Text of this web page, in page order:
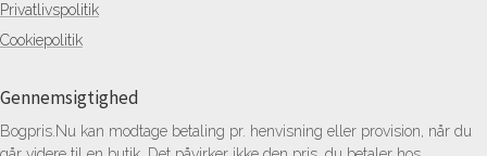
Privatlivspolitik
Cookiepolitik
Gennemsigtighed
Bogpris.Nu kan modtage betaling pr. henvisning eller provision, når du